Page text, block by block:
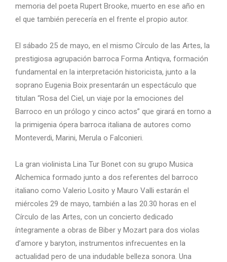
memoria del poeta Rupert Brooke, muerto en ese año en
el que también perecería en el frente el propio autor.
El sábado 25 de mayo, en el mismo Círculo de las Artes, la
prestigiosa agrupación barroca Forma Antiqva, formación
fundamental en la interpretación historicista, junto a la
soprano Eugenia Boix presentarán un espectáculo que
titulan “Rosa del Ciel, un viaje por la emociones del
Barroco en un prólogo y cinco actos” que girará en torno a
la primigenia ópera barroca italiana de autores como
Monteverdi, Marini, Merula o Falconieri.
La gran violinista Lina Tur Bonet con su grupo Musica
Alchemica formado junto a dos referentes del barroco
italiano como Valerio Losito y Mauro Valli estarán el
miércoles 29 de mayo, también a las 20.30 horas en el
Círculo de las Artes, con un concierto dedicado
íntegramente a obras de Biber y Mozart para dos violas
d’amore y baryton, instrumentos infrecuentes en la
actualidad pero de una indudable belleza sonora. Una